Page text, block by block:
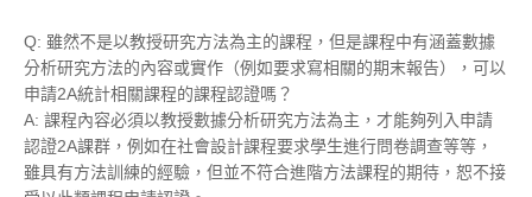
Q: 雖然不是以教授研究方法為主的課程，但是課程中有涵蓋數據
分析研究方法的內容或實作（例如要求寫相關的期末報告），可以
申請2A統計相關課程的課程認證嗎？
A: 課程內容必須以教授數據分析研究方法為主，才能夠列入申請
認證2A課群，例如在社會設計課程要求學生進行問卷調查等等，
雖具有方法訓練的經驗，但並不符合進階方法課程的期待，恕不接